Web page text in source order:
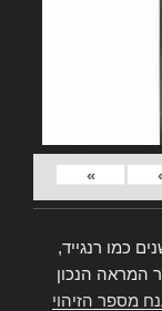
›
»
כמו רנגייד,
המראה הנכון
מספר הזיהוי